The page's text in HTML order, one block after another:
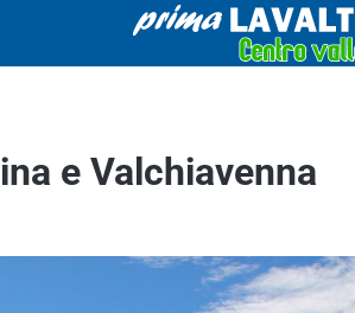
e Valchiavenna